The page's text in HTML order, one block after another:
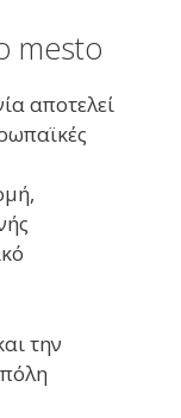
mesto
αποτελεί
την